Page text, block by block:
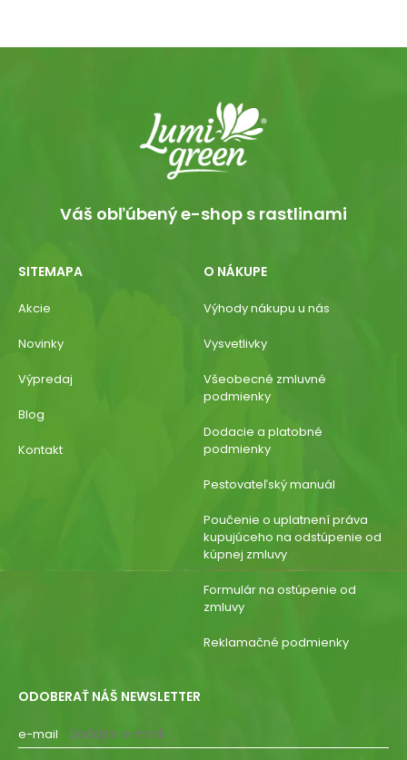
Váš obľúbený e-shop s rastlinami
SITEMAPA
Akcie
Novinky
Výpredaj
Blog
Kontakt
O NÁKUPE
Výhody nákupu u nás
Vysvetlivky
Všeobecné zmluvné
podmienky
Dodacie a platobné
podmienky
Pestovateľský manuál
Poučenie o uplatnení práva
kupujúceho na odstúpenie od
kúpnej zmluvy
Formulár na ostúpenie od
zmluvy
Reklamačné podmienky
ODOBERAŤ NÁŠ NEWSLETTER
e-mail